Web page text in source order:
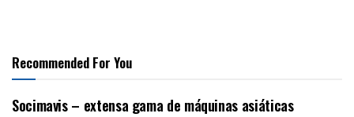
Recommended For You
Socimavis – extensa gama de máquinas asiáticas